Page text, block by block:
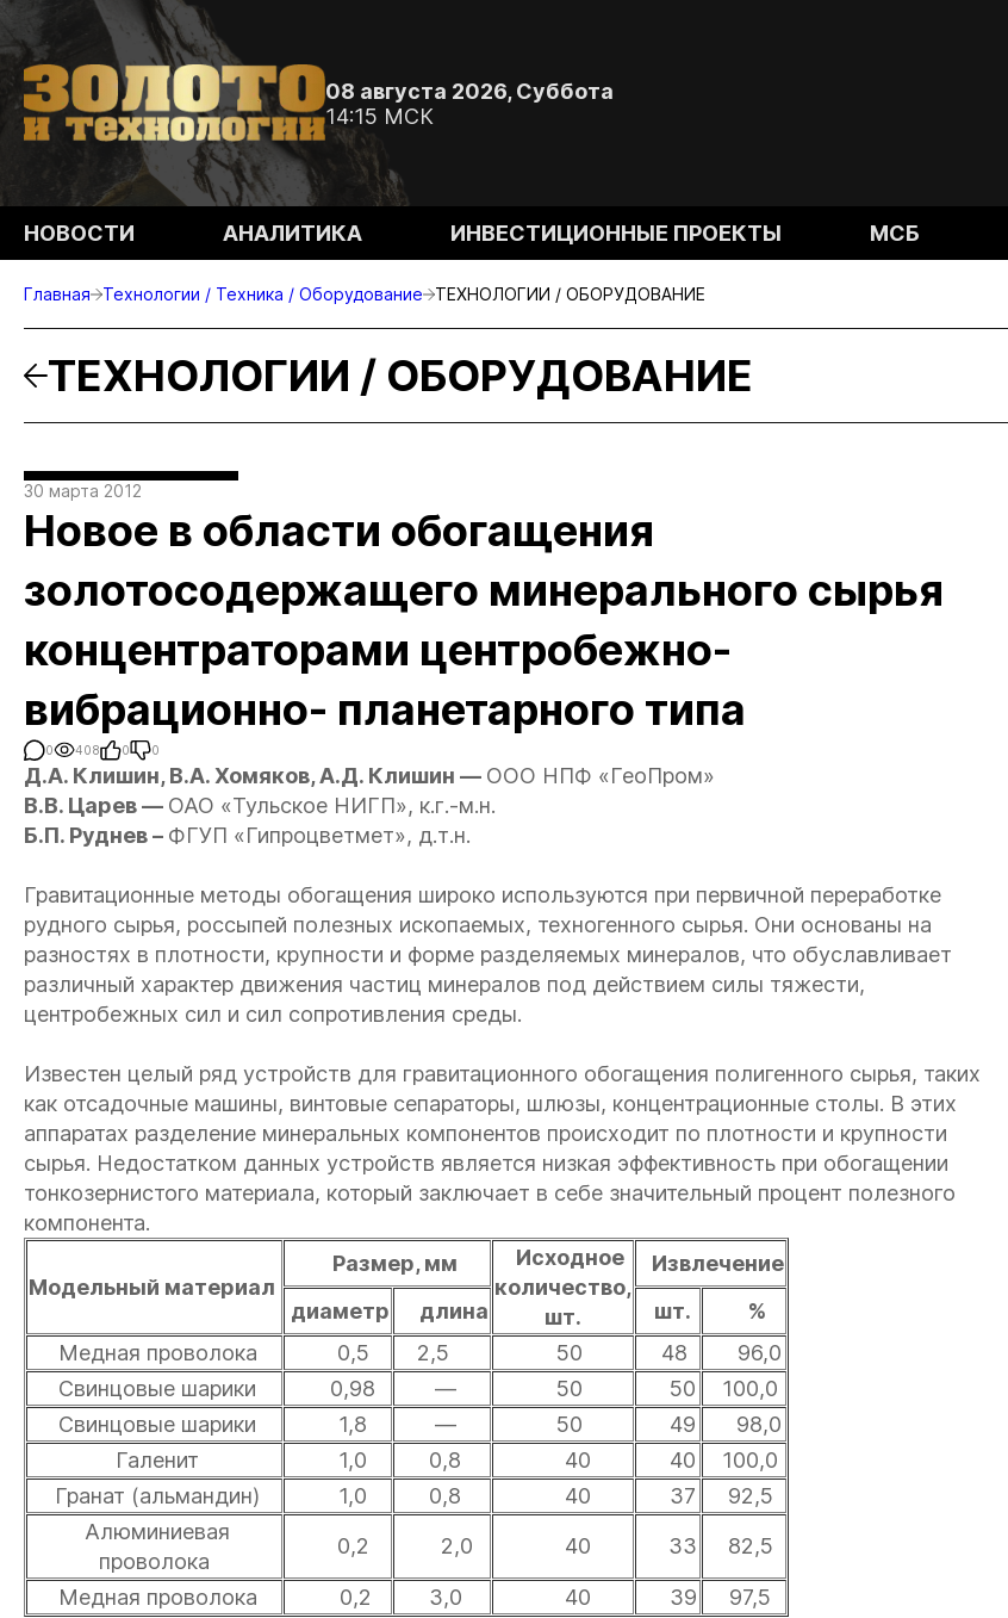
08 августа 2026, Суббота
14:15 МСК
НОВОСТИ АНАЛИТИКА ИНВЕСТИЦИОННЫЕ ПРОЕКТЫ МСБ
Главная Технологии / Техника / Оборудование ТЕХНОЛОГИИ / ОБОРУДОВАНИЕ
ТЕХНОЛОГИИ / ОБОРУДОВАНИЕ
30 марта 2012
Новое в области обогащения
золотосодержащего минерального сырья
концентраторами центробежно-
вибрационно- планетарного типа
0 408 0 0
Д.А. Клишин, В.А. Хомяков, А.Д. Клишин — ООО НПФ «ГеоПром»
В.В. Царев — ОАО «Тульское НИГП», к.г.-м.н.
Б.П. Руднев – ФГУП «Гипроцветмет», д.т.н.
Гравитационные методы обогащения широко используются при первичной переработке
рудного сырья, россыпей полезных ископаемых, техногенного сырья. Они основаны на
разностях в плотности, крупности и форме разделяемых минералов, что обуславливает
различный характер движения частиц минералов под действием силы тяжести,
центробежных сил и сил сопротивления среды.
Известен целый ряд устройств для гравитационного обогащения полигенного сырья, таких
как отсадочные машины, винтовые сепараторы, шлюзы, концентрационные столы. В этих
аппаратах разделение минеральных компонентов происходит по плотности и крупности
сырья. Недостатком данных устройств является низкая эффективность при обогащении
тонкозернистого материала, который заключает в себе значительный процент полезного
компонента.
Модельный материал
Размер, мм
Исходное
количество,
шт.
Извлечение
диаметр
длина шт.
%
Медная проволока
0,5 2,5 50 48
96,0
Свинцовые шарики
0,98 — 50 50
100,0
Свинцовые шарики
1,8 — 50 49
98,0
Галенит
1,0 0,8 40 40
100,0
Гранат (альмандин)
1,0 0,8 40 37
92,5
Алюминиевая
проволока
0,2 2,0 40 33 82,5
Медная проволока 0,2 3,0 40 39
97,5